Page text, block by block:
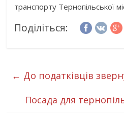
транспорту Тернопільської
Поділіться:
← До податківців
Посада для